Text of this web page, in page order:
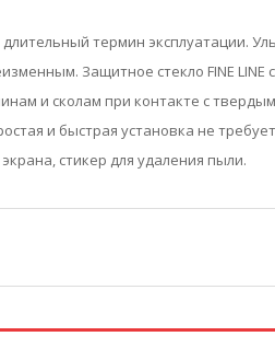
термин эксплуатации.
Защитное стекло FINE LINE
и сколам при контакте с
и быстрая установка не
стикер для удаления пыли.